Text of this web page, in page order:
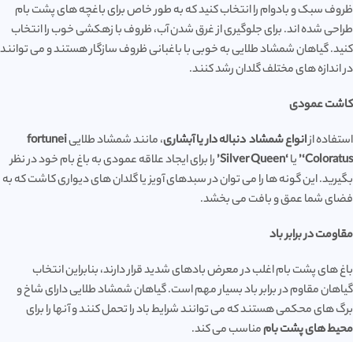
ظروف سبک و بادوام را انتخاب کنید که به طور خاص برای باغچه های پشت بام
طراحی شده اند. برای جلوگیری از غرق شدن آب، ظروف با زهکشی خوب را انتخاب
کنید. گیاهان شمشاد طلایی به خوبی با باغبانی ظروف سازگار هستند و می توانند
در اندازه های مختلف گلدان رشد کنند.
کاشت عمودی
استفاده ازانواع شمشاد دنباله دار یا آبشاری، مانند شمشاد طلاییfortunei
‘Coloratus’ یا‘Silver Queen’
را برای ایجاد علاقه عمودی به باغ بام خود در نظر
بگیرید. این گونه ها را می توان در سبدهای آویز یا گلدان های دیواری کاشت که به
فضای شما عمق و بافت می بخشد.
مقاومت در برابر باد
باغ های پشت بام اغلب در معرض بادهای شدید قرار دارند، بنابراین انتخاب
گیاهان مقاوم در برابر باد بسیار مهم است. گیاهان شمشاد طلایی دارای شاخ و
برگ های محکمی هستند که می توانند شرایط باد را تحمل کنند و آنها را برای
محیط های پشت باممناسب می کند.